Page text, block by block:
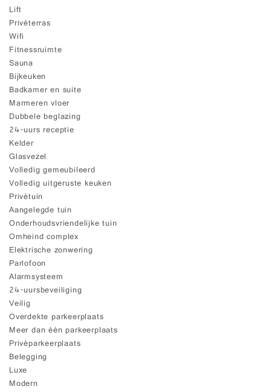
Lift
Privéterras
Wifi
Fitnessruimte
Sauna
Bijkeuken
Badkamer en suite
Marmeren vloer
Dubbele beglazing
24-uurs receptie
Kelder
Glasvezel
Volledig gemeubileerd
Volledig uitgeruste keuken
Privétuin
Aangelegde tuin
Onderhoudsvriendelijke tuin
Omheind complex
Elektrische zonwering
Parlofoon
Alarmsysteem
24-uursbeveiliging
Veilig
Overdekte parkeerplaats
Meer dan één parkeerplaats
Privéparkeerplaats
Belegging
Luxe
Modern